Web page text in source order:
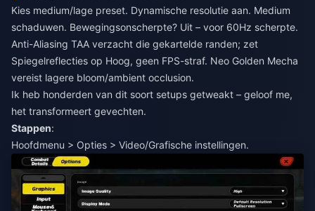
Kies medium/lage preset. Dynamische resolutie aan. Medium
schaduwen. Bewegingsonscherpte? Uit – voor 60Hz scherpte.
Anti-Aliasing TAA verzacht die gekartelde randen; zet
Spiegelreflecties op Hoog, geen FPS-straf. Neo Golden Mecha
vereist lagere bloom/ambient occlusion.
Ik heb honderden van dit soort setups getweakt – geloof me,
het transformeert gevechten.
Stappen:
Hoofdmenu > Opties > Video/Grafische instellingen.